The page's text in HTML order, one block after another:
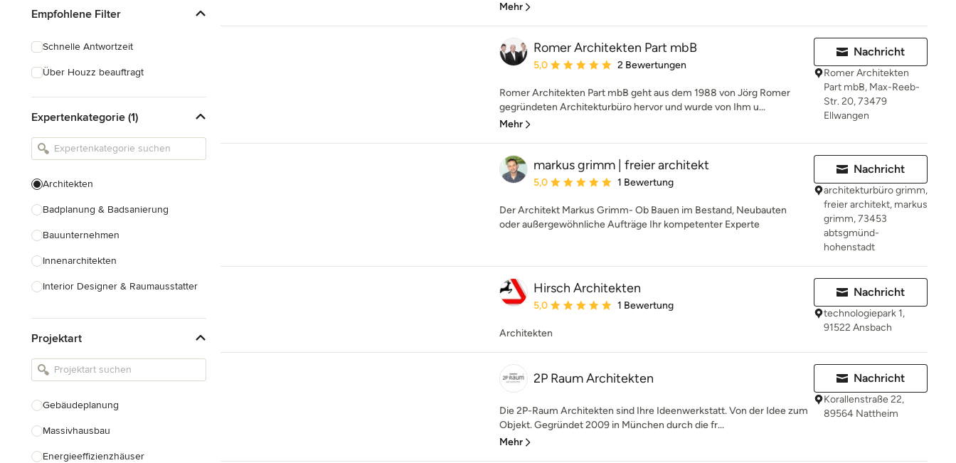
Empfohlene Filter
Schnelle Antwortzeit
Über Houzz beauftragt
Expertenkategorie (1)
Architekten
Badplanung & Badsanierung
Bauunternehmen
Innenarchitekten
Interior Designer & Raumausstatter
Landschaftsarchitekten
Armaturen & Sanitärbedarf
Einbauschränke
Projektart
Gebäudeplanung
Massivhausbau
Energieeffizienzhäuser
Mehr
Romer Architekten Part mbB
Durchschnittliche Bewertung: 5 von 5 Sternen
5,0 2 Bewertungen
Romer Architekten Part mbB geht aus dem 1988 von Jörg Romer
gegründeten Architekturbüro hervor und wurde von Ihm u...
Mehr
Nachricht
Romer Architekten
Part mbB, Max-Reeb-
Str. 20, 73479
Ellwangen
markus grimm | freier architekt
Durchschnittliche Bewertung: 5 von 5 Sternen
5,0 1 Bewertung
Der Architekt Markus Grimm- Ob Bauen im Bestand, Neubauten
oder außergewöhnliche Aufträge Ihr kompetenter Experte
Nachricht
architekturbüro grimm,
freier architekt, markus
grimm, 73453
abtsgmünd-
hohenstadt
Hirsch Architekten
Durchschnittliche Bewertung: 5 von 5 Sternen
5,0 1 Bewertung
Architekten
Nachricht
technologiepark 1,
91522 Ansbach
2P Raum Architekten
Die 2P-Raum Architekten sind Ihre Ideenwerkstatt. Von der Idee zum
Objekt. Gegründet 2009 in München durch die fr...
Mehr
Nachricht
Korallenstraße 22,
89564 Nattheim